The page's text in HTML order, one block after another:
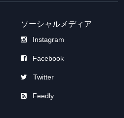
ソーシャルメディア
Instagram
Facebook
Twitter
Feedly